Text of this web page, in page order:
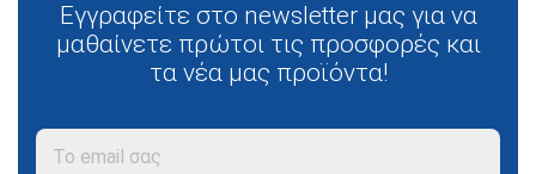
Εγγραφείτε στο newsletter μας για να
μαθαίνετε πρώτοι τις προσφορές και
τα νέα μας προϊόντα!